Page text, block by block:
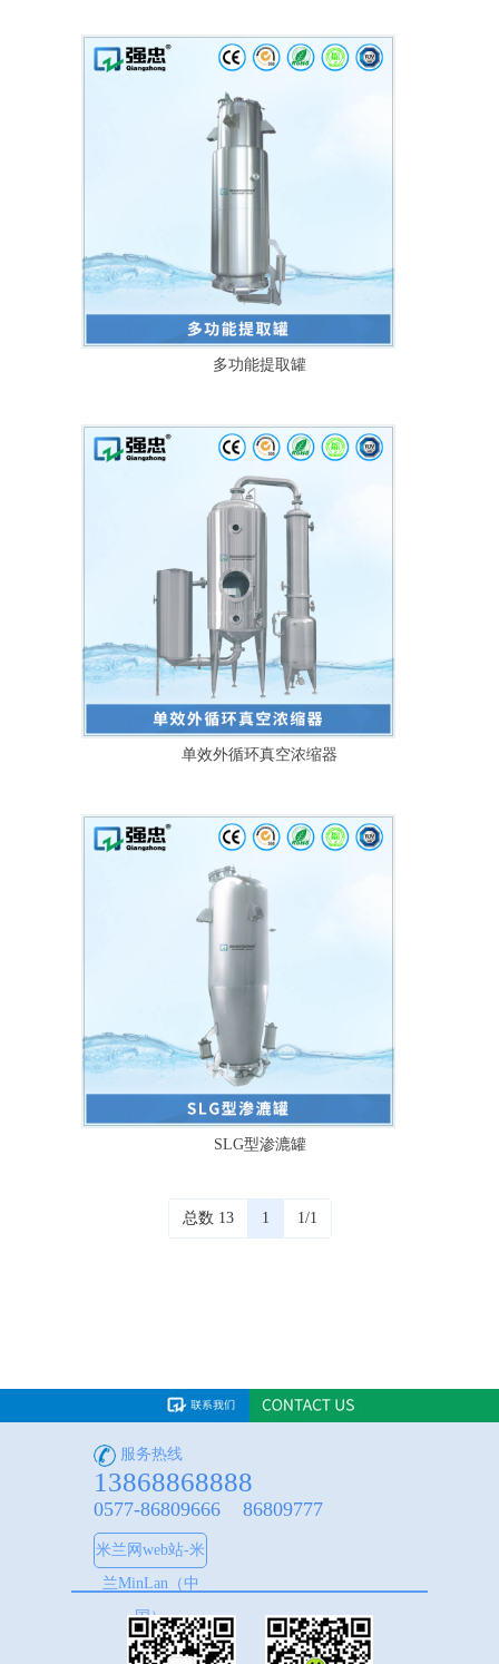
多功能提取罐
单效外循环真空浓缩器
SLG型渗漉罐
总数 13 1 1/1
服务热线
13868868888
0577-86809666 86809777
米兰网web站-米
兰MinLan（中
国）